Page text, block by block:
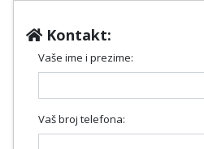
Kontakt:
Vaše ime i prezime:
Vaš broj telefona: